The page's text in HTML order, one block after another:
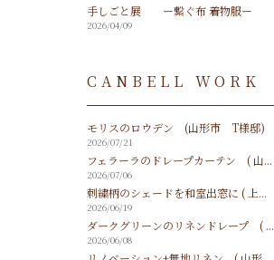
手しごと展 ー繋ぐ布 着物服ー
2026/04/09
CANBELL WORK
モリスのロウデン (山形市 T様邸)
2026/07/21
フェラーラのドレープカーテン ( 山...
2026/07/06
刺繍柄のシェードを和室出窓に ( 上...
2026/06/19
ダークグリーンのリネンドレープ ( ...
2026/06/08